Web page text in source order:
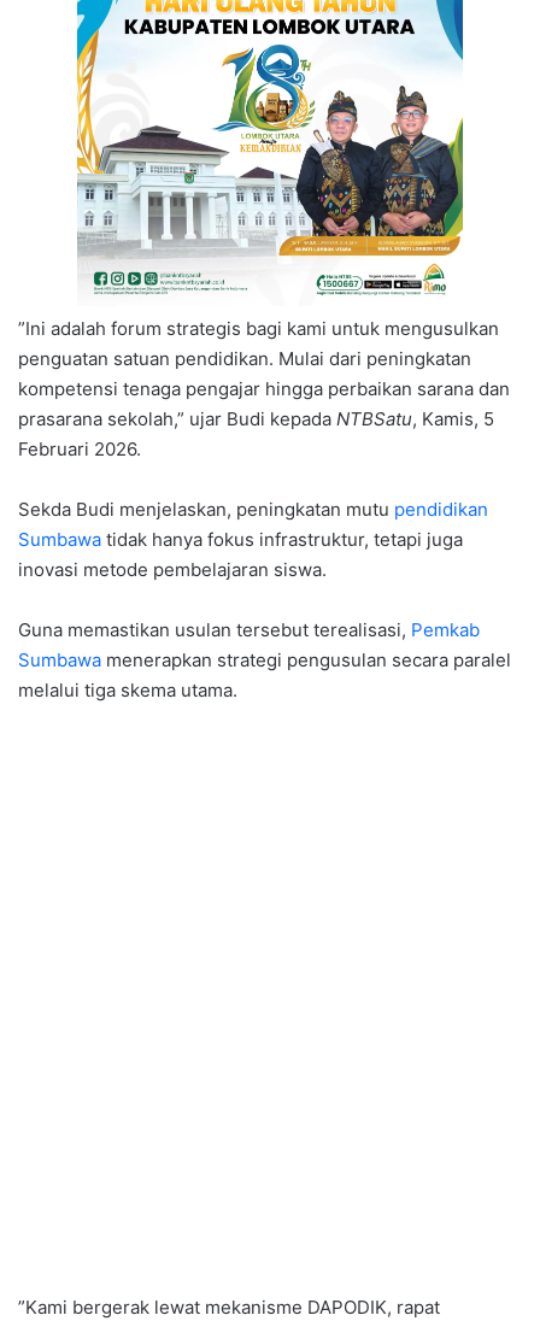
​”Ini adalah forum strategis bagi kami untuk mengusulkan
penguatan satuan pendidikan. Mulai dari peningkatan
kompetensi tenaga pengajar hingga perbaikan sarana dan
prasarana sekolah,” ujar Budi kepada NTBSatu, Kamis, 5
Februari 2026.
Sekda Budi menjelaskan, peningkatan mutu pendidikan
Sumbawa tidak hanya fokus infrastruktur, tetapi juga
inovasi metode pembelajaran siswa.
​Guna memastikan usulan tersebut terealisasi, Pemkab
Sumbawa menerapkan strategi pengusulan secara paralel
melalui tiga skema utama.
​”Kami bergerak lewat mekanisme DAPODIK, rapat